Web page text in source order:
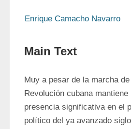
Enrique Camacho Navarro
Main Text
Muy a pesar de la marcha
Revolución cubana mantiene
presencia significativa en el
político del ya avanzado